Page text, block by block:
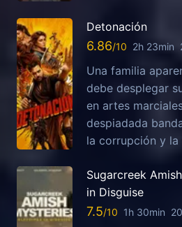
Detonación
6.86 2h 23min
Una familia
debe desplegar
en artes
despiadada
la corrupción y la
Sugarcreek
in Disguise
7.5 1h 30min